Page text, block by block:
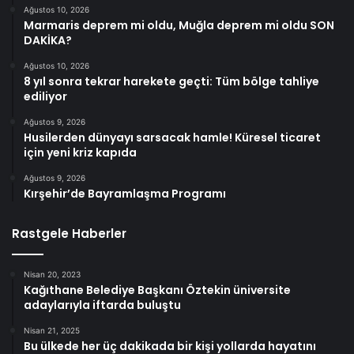
Ağustos 10, 2026
Marmaris deprem mi oldu, Muğla deprem mi oldu SON
DAKİKA?
Ağustos 10, 2026
8 yıl sonra tekrar harekete geçti: Tüm bölge tahliye
ediliyor
Ağustos 9, 2026
Husilerden dünyayı sarsacak hamle! Küresel ticaret
için yeni kriz kapıda
Ağustos 9, 2026
Kırşehir’de Bayramlaşma Programı
Rastgele Haberler
Nisan 20, 2023
Kağıthane Belediye Başkanı Öztekin üniversite
adaylarıyla iftarda buluştu
Nisan 21, 2025
Bu ülkede her üç dakikada bir kişi yollarda hayatını